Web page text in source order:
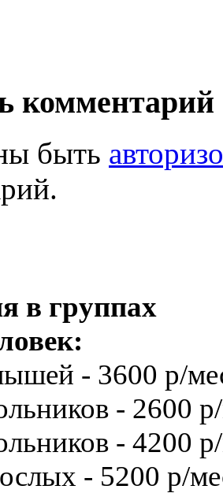
комментарий
быть
в группах
- 3600 р/
- 2600
- 4200
- 5200 р/